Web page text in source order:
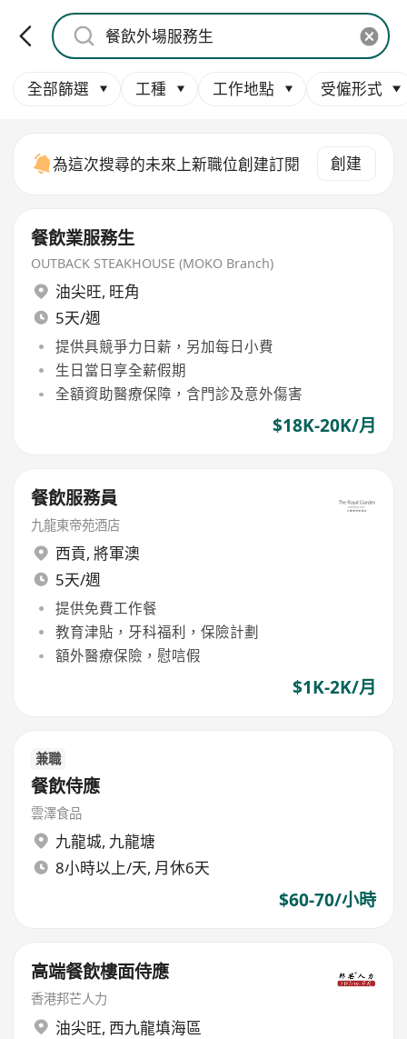
全部篩選 工種 工作地點 受僱形式
為這次搜尋的未來上新職位創建訂閱 創建
餐飲業服務生
OUTBACK STEAKHOUSE (MOKO Branch)
油尖旺, 旺角
5天/週
提供具競爭力日薪，另加每日小費
生日當日享全薪假期
全額資助醫療保障，含門診及意外傷害
$18K-20K/月
餐飲服務員
九龍東帝苑酒店
西貢, 將軍澳
5天/週
提供免費工作餐
教育津貼，牙科福利，保險計劃
額外醫療保險，慰唁假
$1K-2K/月
兼職
餐飲侍應
雲澤食品
九龍城, 九龍塘
8小時以上/天, 月休6天
$60-70/小時
高端餐飲樓面侍應
香港邦芒人力
油尖旺, 西九龍填海區